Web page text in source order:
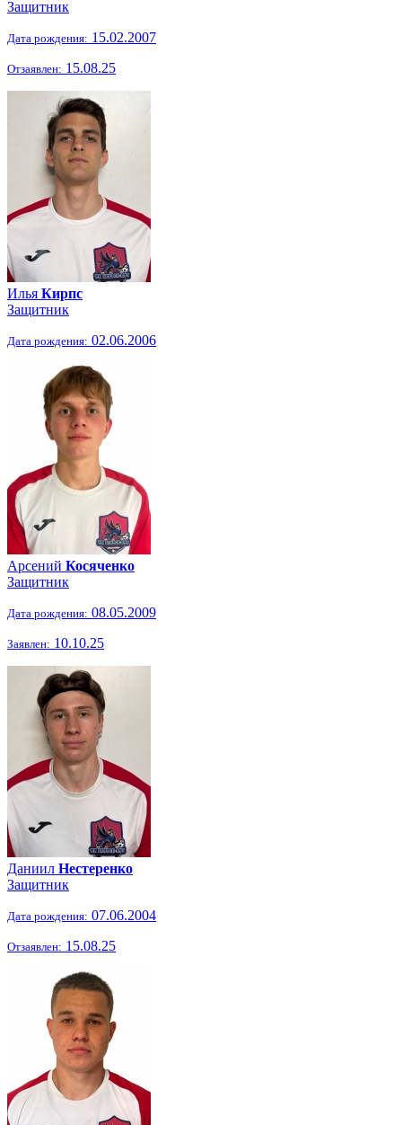
Защитник
Дата рождения: 15.02.2007
Отзаявлен: 15.08.25
Илья Кирпс
Защитник
Дата рождения: 02.06.2006
Арсений Косяченко
Защитник
Дата рождения: 08.05.2009
Заявлен: 10.10.25
Даниил Нестеренко
Защитник
Дата рождения: 07.06.2004
Отзаявлен: 15.08.25